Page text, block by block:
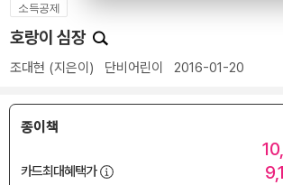
소득공제
호랑이 심장
조대현 (지은이) 단비어린이 2016-01-20
종이책
카드최대혜택가